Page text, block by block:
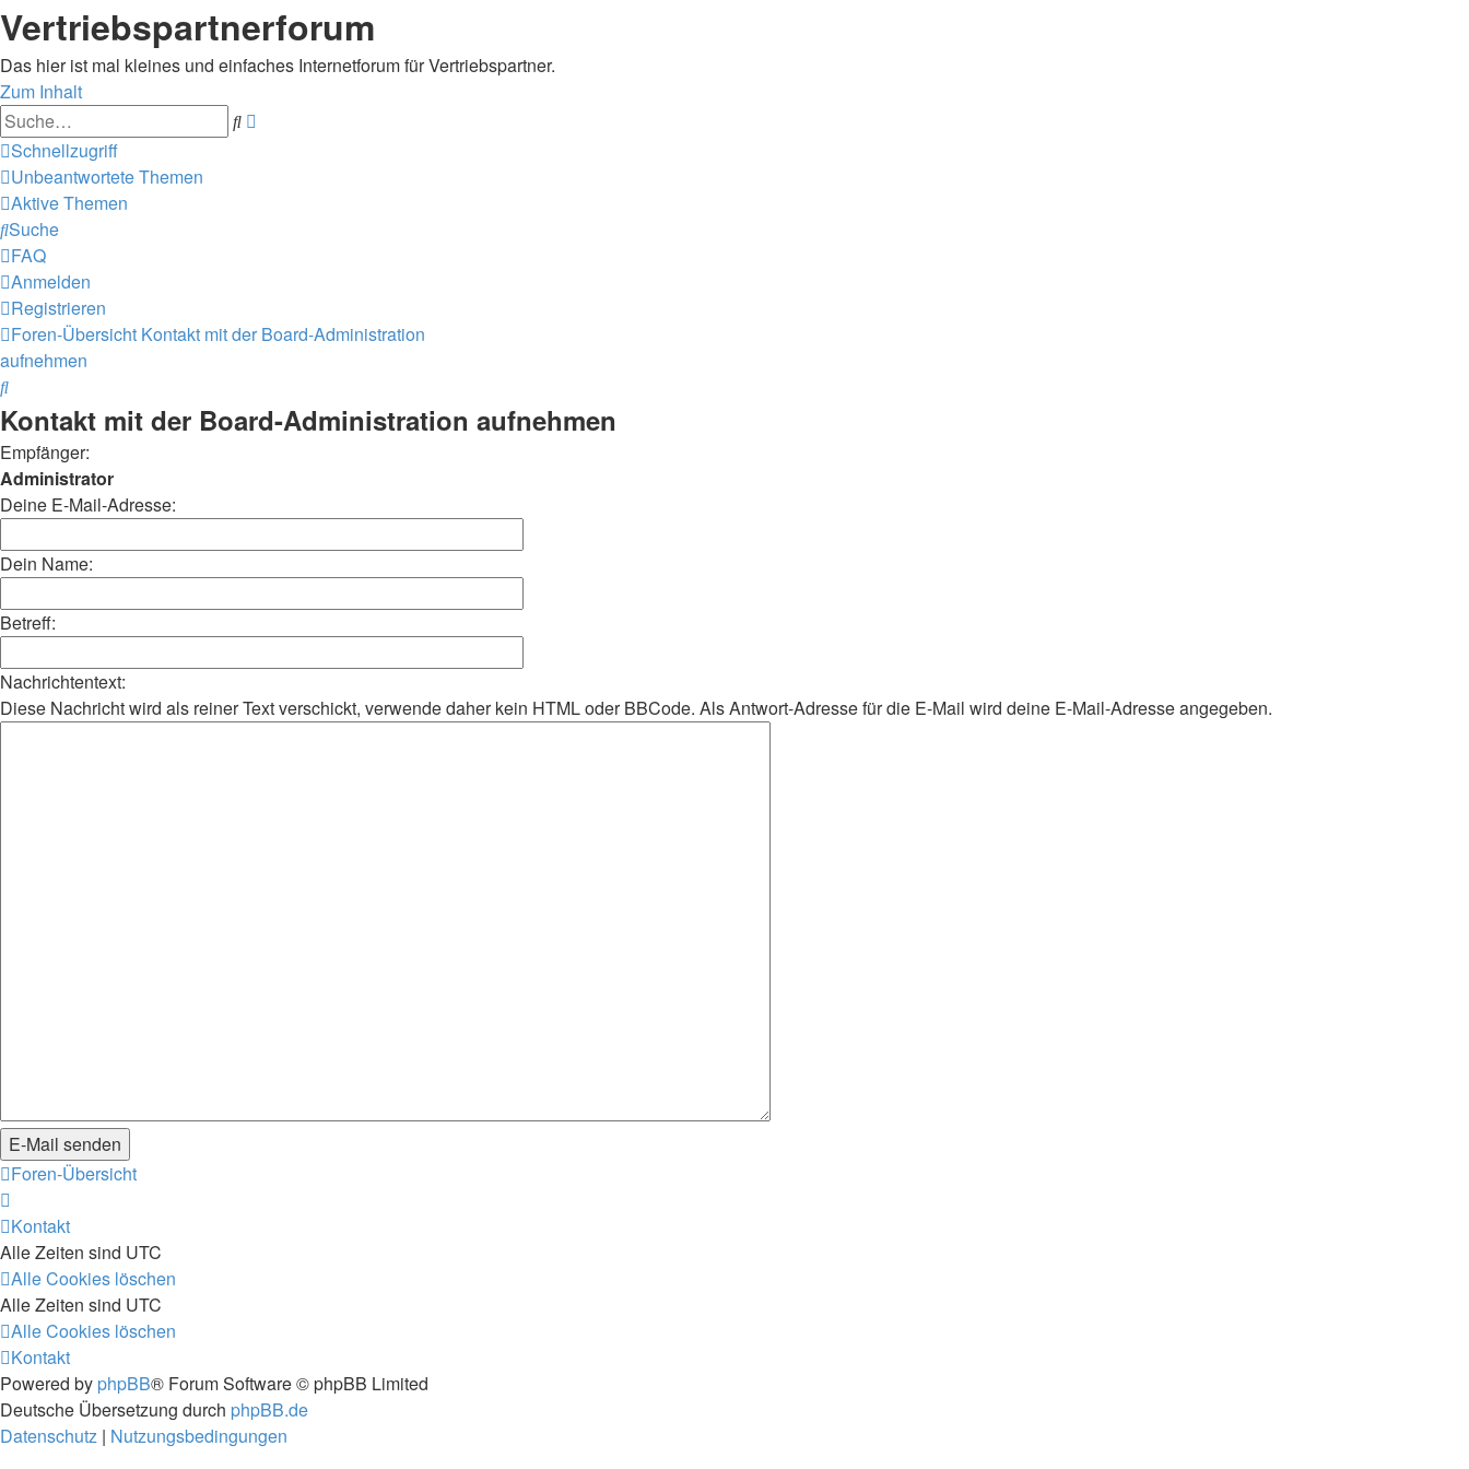
Vertriebspartnerforum
Das hier ist mal kleines und einfaches Internetforum für Vertriebspartner.
Zum Inhalt
Suche
Schnellzugriff
Unbeantwortete Themen
Aktive Themen
Suche
FAQ
Anmelden
Registrieren
Foren-Übersicht Kontakt mit der Board-Administration
aufnehmen
Suche
Kontakt mit der Board-Administration aufnehmen
Empfänger:
Administrator
Deine E-Mail-Adresse:
Dein Name:
Betreff:
Nachrichtentext:
Diese Nachricht wird als reiner Text verschickt, verwende daher kein HTML oder BBCode. Als Antwort-Adresse für die E-Mail wird deine E-Mail-Adresse angegeben.
Foren-Übersicht
Kontakt
Alle Zeiten sind UTC
Alle Cookies löschen
Alle Zeiten sind UTC
Alle Cookies löschen
Kontakt
Powered by phpBB® Forum Software © phpBB Limited
Deutsche Übersetzung durch phpBB.de
Datenschutz | Nutzungsbedingungen